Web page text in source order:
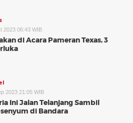
2023 06:43 WIB
di Acara Pameran Texas, 3
2023 21:05 WIB
Ini Jalan Telanjang Sambil
di Bandara